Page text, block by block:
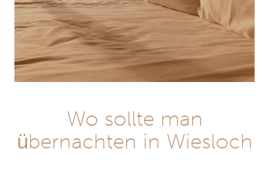
Wo sollte man
übernachten in Wiesloch